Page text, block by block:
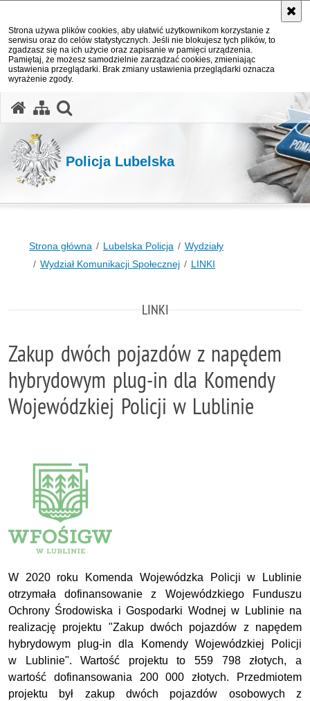
Strona używa plików cookies, aby ułatwić użytkownikom korzystanie z
serwisu oraz do celów statystycznych. Jeśli nie blokujesz tych plików, to
zgadzasz się na ich użycie oraz zapisanie w pamięci urządzenia.
Pamiętaj, że możesz samodzielnie zarządzać cookies, zmieniając
ustawienia przeglądarki. Brak zmiany ustawienia przeglądarki oznacza
wyrażenie zgody.
Policja Lubelska
Strona główna Lubelska Policja
Wydziały
Wydział Komunikacji Społecznej
LINKI
LINKI
Zakup dwóch pojazdów z napędem
hybrydowym plug-in dla Komendy
Wojewódzkiej Policji w Lublinie
W 2020 roku Komenda Wojewódzka Policji w Lublinie
otrzymała dofinansowanie z Wojewódzkiego Funduszu
Ochrony Środowiska i Gospodarki Wodnej w Lublinie na
realizację projektu "Zakup dwóch pojazdów z napędem
hybrydowym plug-in dla Komendy Wojewódzkiej Policji
w Lublinie". Wartość projektu to 559 798 złotych, a
wartość dofinansowania 200 000 złotych. Przedmiotem
projektu był zakup dwóch pojazdów osobowych z